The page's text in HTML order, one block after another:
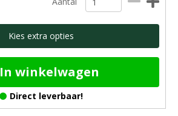
Kies extra opties
In winkelwagen
Direct leverbaar!